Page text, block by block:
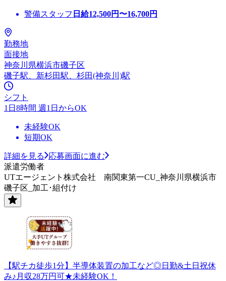
警備スタッフ 日給12,500円〜16,700円
勤務地
面接地
神奈川県横浜市磯子区
磯子駅、新杉田駅、杉田(神奈川)駅
シフト
1日8時間 週1日からOK
未経験OK
短期OK
詳細を見る
応募画面に進む
派遣労働者
UTエージェント株式会社 南関東第一CU_神奈川県横浜市
磯子区_加工･組付け
【駅チカ徒歩1分】半導体装置の加工など◎日勤&土日祝休
み♪月収28万円可★未経験OK！